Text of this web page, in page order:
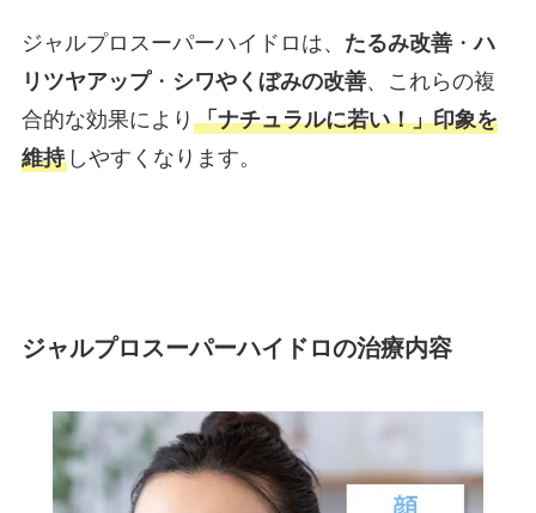
ジャルプロスーパーハイドロは、 たるみ改善・ハ
リツヤアップ・ シワやくぼみの改善、これらの複
合的な効果により 「ナチュラルに若い！」印象を
維持しやすくなります。
ジャルプロスーパーハイドロの治療内容